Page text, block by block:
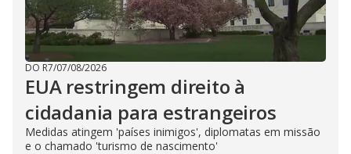
DO R7/07/08/2026
EUA restringem direito à
cidadania para estrangeiros
Medidas atingem 'países inimigos', diplomatas em missão
e o chamado 'turismo de nascimento'